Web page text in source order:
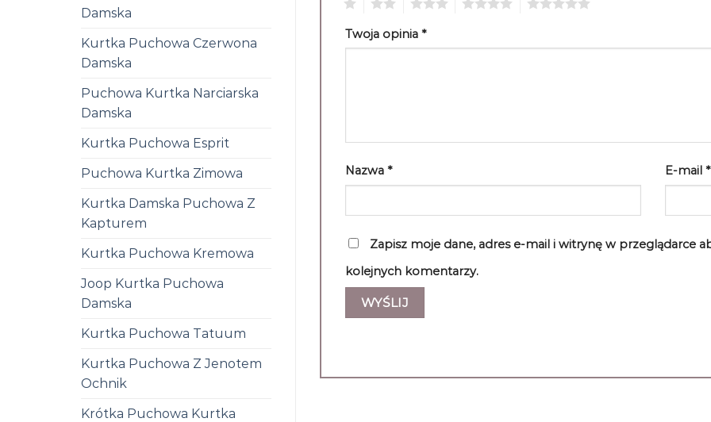
Damska
Kurtka Puchowa Czerwona
Damska
Puchowa Kurtka Narciarska
Damska
Kurtka Puchowa Esprit
Puchowa Kurtka Zimowa
Kurtka Damska Puchowa Z
Kapturem
Kurtka Puchowa Kremowa
Joop Kurtka Puchowa
Damska
Kurtka Puchowa Tatuum
Kurtka Puchowa Z Jenotem
Ochnik
Krótka Puchowa Kurtka
Twoja opinia *
Nazwa * E-mail *
Zapisz moje dane, adres e-mail i witrynę w przeglądarce
kolejnych komentarzy.